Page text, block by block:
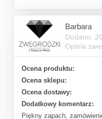
Barbara
Dodano:
Opinia
Ocena produktu:
Ocena sklepu:
Ocena dostawy:
Dodatkowy komentarz:
Piękny zapach,